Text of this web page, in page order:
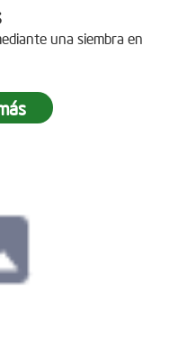
una siembra en